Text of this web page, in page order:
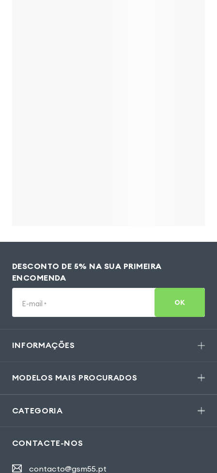
DESCONTO DE 5% NA SUA PRIMEIRA
ENCOMENDA
E-mail * OK
INFORMAÇÕES
MODELOS MAIS PROCURADOS
CATEGORIA
CONTACTE-NOS
contacto@gsm55.pt